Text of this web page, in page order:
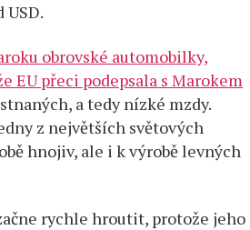
obrovské automobilky,
EU přeci podepsala s Marokem
a tedy nízké mzdy.
z největších světových
hnojiv, ale i k výrobě levných
rychle hroutit, protože jeho